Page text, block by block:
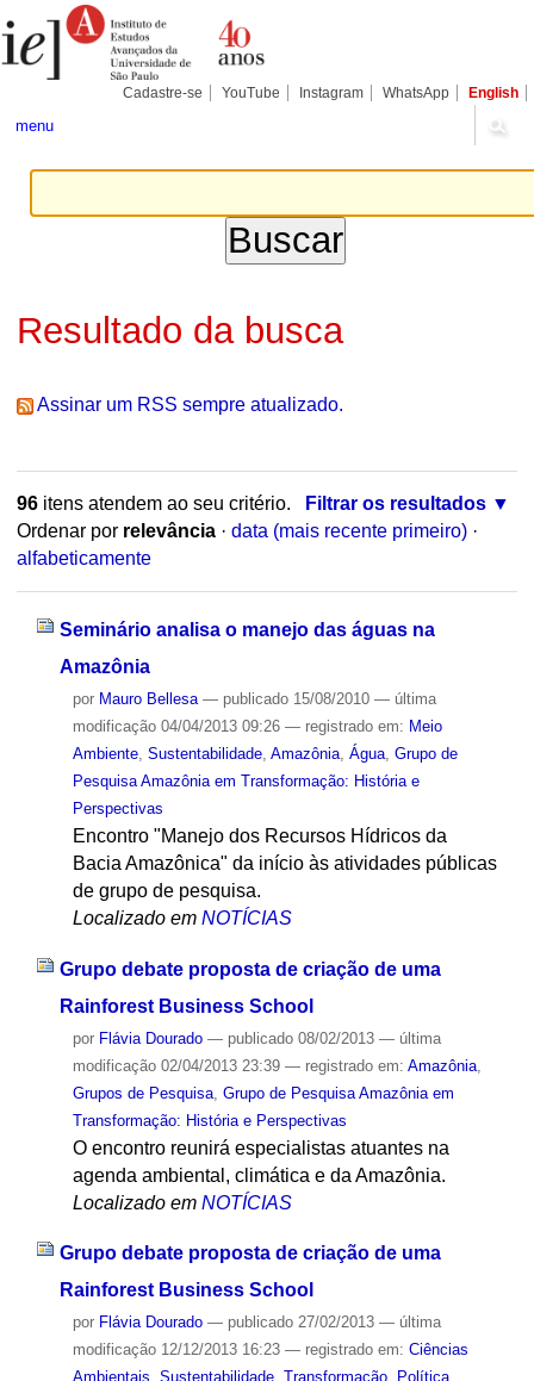
para
conteúdo.
Pessoais
Cadastre-se YouTube Instagram WhatsApp English
menu
Resultado da busca
Assinar um RSS sempre atualizado.
96itens atendem ao seu critério.
Filtrar os resultados
Ordenar por relevância · data (mais recente primeiro) ·
alfabeticamente
Seminário analisa o manejo das águas na
Amazônia
por Mauro Bellesa — publicado15/08/2010 — última
modificação04/04/2013 09:26 — registrado em: Meio
Ambiente, Sustentabilidade, Amazônia, Água, Grupo de
Pesquisa Amazônia em Transformação: História e
Perspectivas
Encontro "Manejo dos Recursos Hídricos da
Bacia Amazônica" da início às atividades públicas
de grupo de pesquisa.
Localizado em NOTÍCIAS
Grupo debate proposta de criação de uma
Rainforest Business School
por Flávia Dourado — publicado08/02/2013 — última
modificação02/04/2013 23:39 — registrado em: Amazônia,
Grupos de Pesquisa, Grupo de Pesquisa Amazônia em
Transformação: História e Perspectivas
O encontro reunirá especialistas atuantes na
agenda ambiental, climática e da Amazônia.
Localizado em NOTÍCIAS
Grupo debate proposta de criação de uma
Rainforest Business School
por Flávia Dourado — publicado27/02/2013 — última
modificação12/12/2013 16:23 — registrado em: Ciências
Ambientais, Sustentabilidade, Transformação, Política